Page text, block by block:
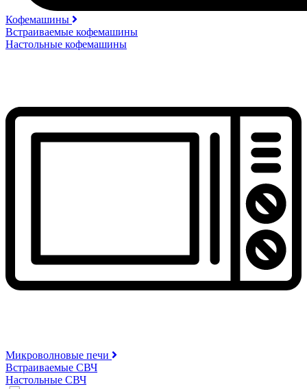
Кофемашины
Встраиваемые кофемашины
Настольные кофемашины
Микроволновые печи
Встраиваемые СВЧ
Настольные СВЧ